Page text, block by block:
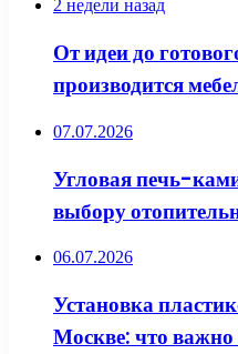
2 недели назад
От идеи до
производится
07.07.2026
Угловая печь-
выбору
06.07.2026
Установка
Москве: что важно